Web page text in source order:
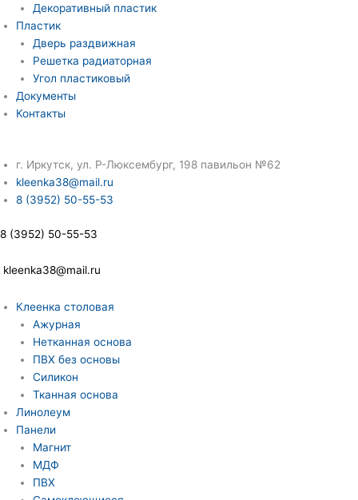
Декоративный пластик
Пластик
Дверь раздвижная
Решетка радиаторная
Угол пластиковый
Документы
Контакты
г. Иркутск, ул. Р-Люксембург, 198 павильон №62
kleenka38@mail.ru
8 (3952) 50-55-53
8 (3952) 50-55-53
kleenka38@mail.ru
Клеенка столовая
Ажурная
Нетканная основа
ПВХ без основы
Силикон
Тканная основа
Линолеум
Панели
Магнит
МДФ
ПВХ